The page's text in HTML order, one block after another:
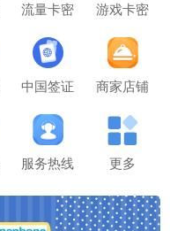
流量卡密 游戏卡密
中国签证 商家店铺
服务热线 更多